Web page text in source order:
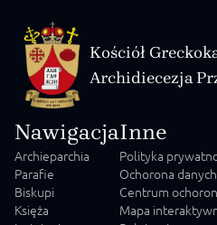
Kościół
Archidiecezja
Nawigacja
Archieparchia
Parafie
Biskupi
Księża
Inne
Polityka
Ochorona
Centrum
Mapa